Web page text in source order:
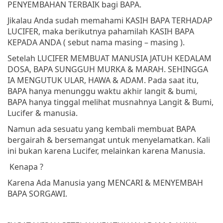
PENYEMBAHAN TERBAIK bagi BAPA.
Jikalau Anda sudah memahami KASIH BAPA TERHADAP
LUCIFER, maka berikutnya pahamilah KASIH BAPA
KEPADA ANDA ( sebut nama masing – masing ).
Setelah LUCIFER MEMBUAT MANUSIA JATUH KEDALAM
DOSA, BAPA SUNGGUH MURKA & MARAH. SEHINGGA
IA MENGUTUK ULAR, HAWA & ADAM. Pada saat itu,
BAPA hanya menunggu waktu akhir langit & bumi,
BAPA hanya tinggal melihat musnahnya Langit & Bumi,
Lucifer & manusia.
Namun ada sesuatu yang kembali membuat BAPA
bergairah & bersemangat untuk menyelamatkan. Kali
ini bukan karena Lucifer, melainkan karena Manusia.
Kenapa ?
Karena Ada Manusia yang MENCARI & MENYEMBAH
BAPA SORGAWI.